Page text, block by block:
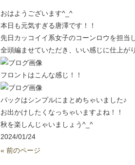
おはようございます^_^
本日も元気すぎる唐澤です！！
先日カッコイイ系女子のコーンロウを担当
全頭編ませていただき、いい感じに仕上が
フロントはこんな感じ！！
バックはシンプルにまとめちゃいました♪
お出かけしたくなっちゃいますよね！！
秋を楽しんじゃいましょう^_^
2024/01/24
« 前のページ